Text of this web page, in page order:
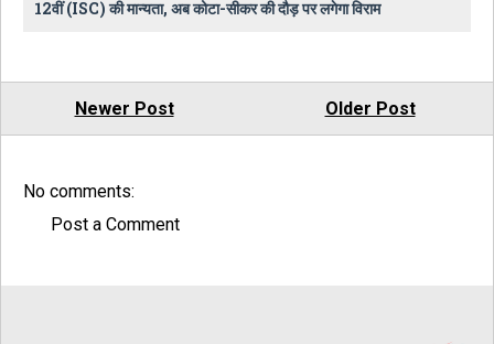
12वीं (ISC) की मान्यता, अब कोटा-सीकर की दौड़ पर लगेगा विराम
Newer Post Older Post
No comments:
Post a Comment